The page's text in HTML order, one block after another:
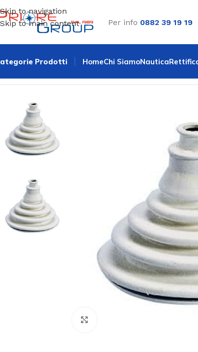
Skip to navigation
Skip to main content
Per info 0882 39 19 19
Prodotti HomeChi SiamoNautica